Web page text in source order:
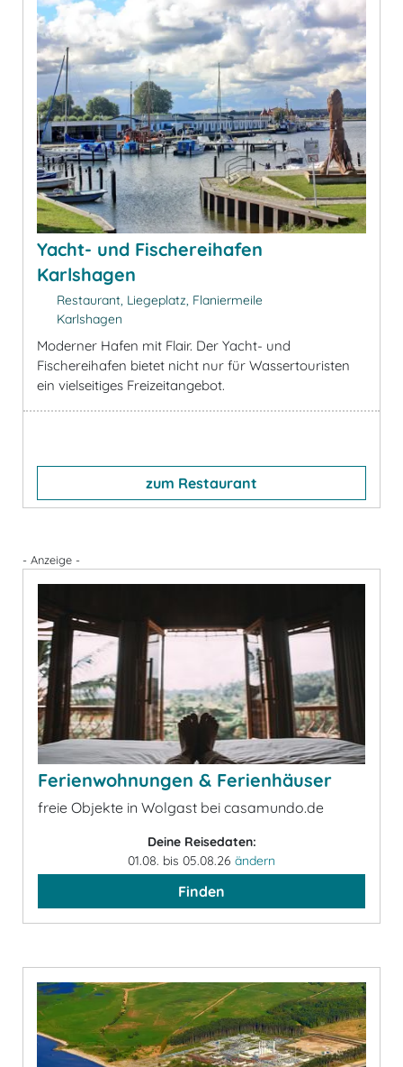
Yacht- und Fischereihafen
Karlshagen
Restaurant, Liegeplatz, Flaniermeile
Karlshagen
Moderner Hafen mit Flair. Der Yacht- und
Fischereihafen bietet nicht nur für Wassertouristen
ein vielseitiges Freizeitangebot.
zum Restaurant
- Anzeige -
Ferienwohnungen & Ferienhäuser
freie Objekte in Wolgast bei casamundo.de
Deine Reisedaten:
01.08. bis 05.08.26 ändern
Finden